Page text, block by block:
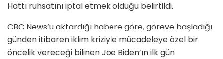
Hattı ruhsatını iptal etmek olduğu belirtildi.
CBC News’u aktardığı habere göre, göreve başladığı
günden itibaren iklim kriziyle mücadeleye özel bir
öncelik vereceği bilinen Joe Biden’ın ilk gün